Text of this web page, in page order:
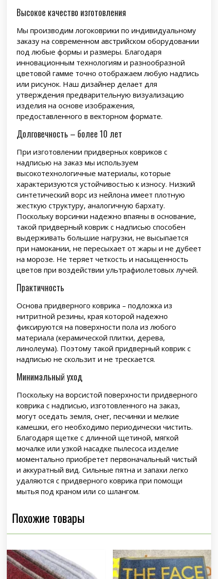
Высокое качество изготовления
Мы производим логоковрики по индивидуальному
заказу на современном австрийском оборудовании
под любые формы и размеры. Благодаря
инновационным технологиям и разнообразной
цветовой гамме точно отображаем любую надпись
или рисунок. Наш дизайнер делает для
утверждения предварительную визуализацию
изделия на основе изображения,
предоставленного в векторном формате.
Долговечность – более 10 лет
При изготовлении придверных ковриков с
надписью на заказ мы используем
высокотехнологичные материалы, которые
характеризуются устойчивостью к износу. Низкий
синтетический ворс из нейлона имеет плотную
жесткую структуру, аналогичную бархату.
Поскольку ворсинки надежно впаяны в основание,
такой придверный коврик с надписью способен
выдерживать большие нагрузки, не высыпается
при намокании, не пересыхает от жары и не дубеет
на морозе. Не теряет четкость и насыщенность
цветов при воздействии ультрафиолетовых лучей.
Практичность
Основа придверного коврика – подложка из
нитритной резины, края которой надежно
фиксируются на поверхности пола из любого
материала (керамической плитки, дерева,
линолеума). Поэтому такой придверный коврик с
надписью не скользит и не трескается.
Минимальный уход
Поскольку на ворсистой поверхности придверного
коврика с надписью, изготовленного на заказ,
могут оседать земля, снег, песчинки и мелкие
камешки, его необходимо периодически чистить.
Благодаря щетке с длинной щетиной, мягкой
мочалке или узкой насадке пылесоса изделие
моментально приобретет первоначальный чистый
и аккуратный вид. Сильные пятна и запахи легко
удаляются с придверного коврика при помощи
мытья под краном или со шлангом.
Похожие товары